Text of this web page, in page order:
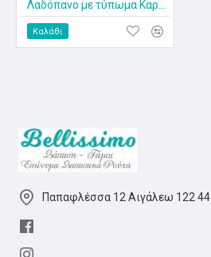
Καλάθι
Παπαφλέσσα 12 Αιγάλεω 122 44